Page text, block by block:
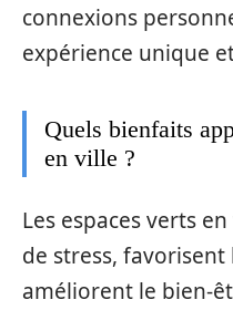
connexions
expérience unique
Quels bienfaits
en ville ?
Les espaces verts
de stress,
améliorent le bien-